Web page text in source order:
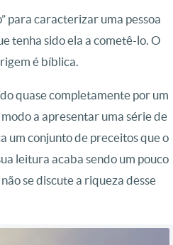
para caracterizar uma pessoa
tenha sido ela a cometê-lo. O
é bíblica.
quase completamente por um
a apresentar uma série de
um conjunto de preceitos que o
leitura acaba sendo um pouco
se discute a riqueza desse